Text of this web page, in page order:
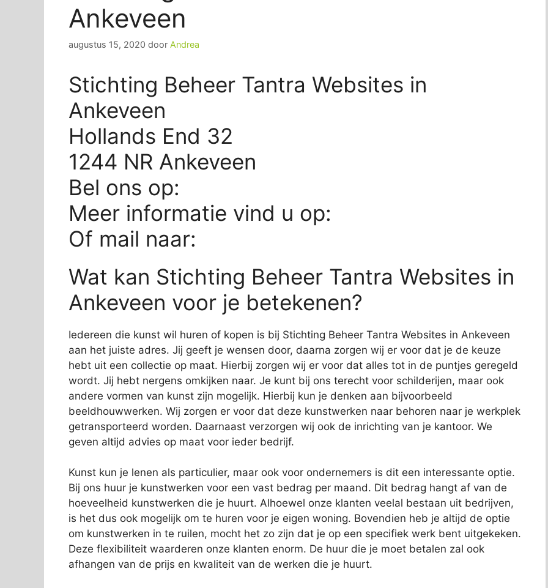
Ankeveen
augustus 15, 2020 door Andrea
Stichting Beheer Tantra Websites in
Ankeveen
Hollands End 32
1244 NR Ankeveen
Bel ons op:
Meer informatie vind u op:
Of mail naar:
Wat kan Stichting Beheer Tantra Websites in
Ankeveen voor je betekenen?
Iedereen die kunst wil huren of kopen is bij Stichting Beheer Tantra Websites in Ankeveen
aan het juiste adres. Jij geeft je wensen door, daarna zorgen wij er voor dat je de keuze
hebt uit een collectie op maat. Hierbij zorgen wij er voor dat alles tot in de puntjes geregeld
wordt. Jij hebt nergens omkijken naar. Je kunt bij ons terecht voor schilderijen, maar ook
andere vormen van kunst zijn mogelijk. Hierbij kun je denken aan bijvoorbeeld
beeldhouwwerken. Wij zorgen er voor dat deze kunstwerken naar behoren naar je werkplek
getransporteerd worden. Daarnaast verzorgen wij ook de inrichting van je kantoor. We
geven altijd advies op maat voor ieder bedrijf.
Kunst kun je lenen als particulier, maar ook voor ondernemers is dit een interessante optie.
Bij ons huur je kunstwerken voor een vast bedrag per maand. Dit bedrag hangt af van de
hoeveelheid kunstwerken die je huurt. Alhoewel onze klanten veelal bestaan uit bedrijven,
is het dus ook mogelijk om te huren voor je eigen woning. Bovendien heb je altijd de optie
om kunstwerken in te ruilen, mocht het zo zijn dat je op een specifiek werk bent uitgekeken.
Deze flexibiliteit waarderen onze klanten enorm. De huur die je moet betalen zal ook
afhangen van de prijs en kwaliteit van de werken die je huurt.